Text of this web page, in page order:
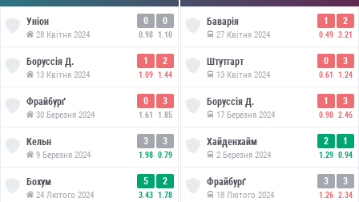
Уніон
28 Квітня 2024
0
0.98
0
1.10
Боруссія Д.
13 Квітня 2024
1
1.09
2
1.44
Фрайбурґ
30 Березня 2024
0
1.61
3
1.85
Кельн
9 Березня 2024
3
1.98
3
0.79
Бохум
24 Лютого 2024
5
3.43
2
1.78
Баварія
27 Квітня 2024
1
0.49
2
3.21
Штутгарт
13 Квітня 2024
0
0.61
3
1.24
Боруссія Д.
17 Березня 2024
1
0.98
3
2.46
Хайденхайм
2 Березня 2024
2
1.29
1
0.94
Фрайбурґ
18 Лютого 2024
3
1.26
3
2.34